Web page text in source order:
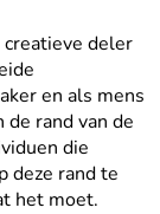
deler
en als mens
de rand van de
die
deze rand te
het moet.